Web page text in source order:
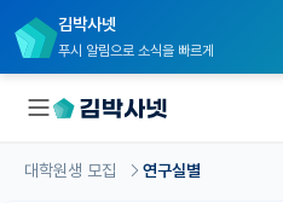
김박사넷
푸시 알림으로 소식을 빠르게
대학원생 모집 연구실별